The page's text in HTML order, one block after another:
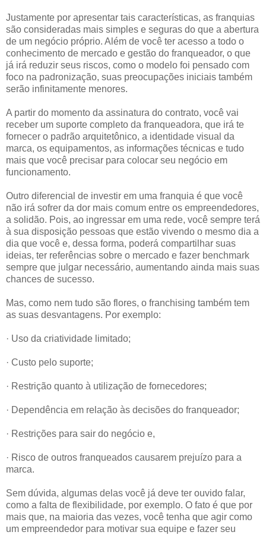
Justamente por apresentar tais características, as franquias
são consideradas mais simples e seguras do que a abertura
de um negócio próprio. Além de você ter acesso a todo o
conhecimento de mercado e gestão do franqueador, o que
já irá reduzir seus riscos, como o modelo foi pensado com
foco na padronização, suas preocupações iniciais também
serão infinitamente menores.
A partir do momento da assinatura do contrato, você vai
receber um suporte completo da franqueadora, que irá te
fornecer o padrão arquitetônico, a identidade visual da
marca, os equipamentos, as informações técnicas e tudo
mais que você precisar para colocar seu negócio em
funcionamento.
Outro diferencial de investir em uma franquia é que você
não irá sofrer da dor mais comum entre os empreendedores,
a solidão. Pois, ao ingressar em uma rede, você sempre terá
à sua disposição pessoas que estão vivendo o mesmo dia a
dia que você e, dessa forma, poderá compartilhar suas
ideias, ter referências sobre o mercado e fazer benchmark
sempre que julgar necessário, aumentando ainda mais suas
chances de sucesso.
Mas, como nem tudo são flores, o franchising também tem
as suas desvantagens. Por exemplo:
· Uso da criatividade limitado;
· Custo pelo suporte;
· Restrição quanto à utilização de fornecedores;
· Dependência em relação às decisões do franqueador;
· Restrições para sair do negócio e,
· Risco de outros franqueados causarem prejuízo para a
marca.
Sem dúvida, algumas delas você já deve ter ouvido falar,
como a falta de flexibilidade, por exemplo. O fato é que por
mais que, na maioria das vezes, você tenha que agir como
um empreendedor para motivar sua equipe e fazer seu